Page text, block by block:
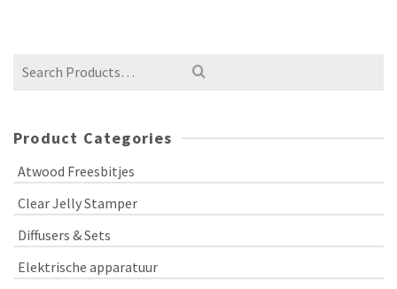
Product Categories
Atwood Freesbitjes
Clear Jelly Stamper
Diffusers & Sets
Elektrische apparatuur